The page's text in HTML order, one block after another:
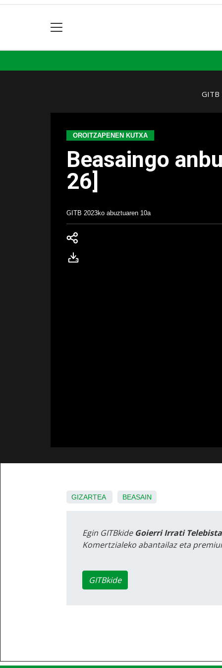
GITB
OROITZAPENEN KUTXA
Beasaingo
26]
GITB 2023ko abuztuaren 10a
GIZARTEA BEASAIN
Egin GITBkide Goierri Irrati
Komertzialeko abantailaz eta
GITBkide